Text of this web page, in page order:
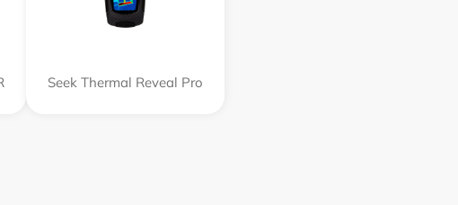
Seek Thermal Reveal Pro